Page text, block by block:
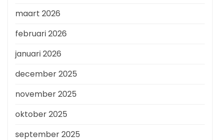
maart 2026
februari 2026
januari 2026
december 2025
november 2025
oktober 2025
september 2025